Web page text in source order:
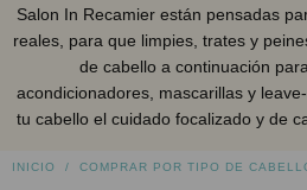
Salon In Recamier están pensadas
reales, para que limpies, trates y
de cabello a continuación
acondicionadores, mascarillas y
tu cabello el cuidado focalizado y de
INICIO / COMPRAR POR TIPO DE